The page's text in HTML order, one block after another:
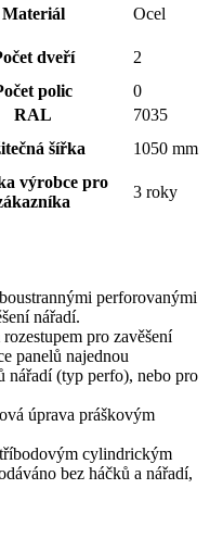
Materiál
Ocel
dveří
2
polic
0
RAL
7035
šířka 1050 mm
výrobce pro
3 roky
perforovanými
nářadí.
pro zavěšení
panelů najednou
nářadí (typ perfo), nebo pro
úprava práškovým
cylindrickým
bez háčků a nářadí,